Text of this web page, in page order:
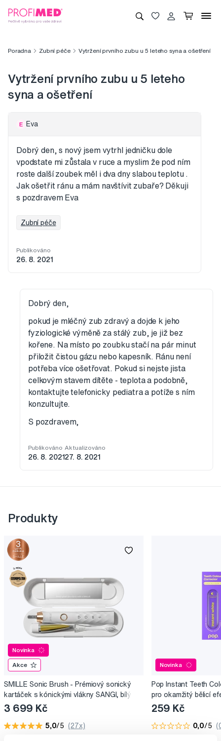
Poradna Zubní péče Vytržení prvního zubu u 5 leteho syna a ošetření
Vytržení prvního zubu u 5 leteho
syna a ošetření
E Eva
Dobrý den, s nový jsem vytrhl jedničku dole
vpodstate mi zůstala v ruce a myslim že pod ním
roste další zoubek měl i dva dny slabou teplotu .
Jak ošetřit ránu a mám navštívit zubaře? Děkuji
s pozdravem Eva
Zubní péče
Publikováno
26. 8. 2021
Dobrý den,
pokud je mléčný zub zdravý a dojde k jeho
fyziologické výměně za stálý zub, je již bez
kořene. Na místo po zoubku stačí na pár minut
přiložit čistou gázu nebo kapesník. Ránu není
potřeba více ošetřovat. Pokud si nejste jista
celkovým stavem dítěte - teplota a podobně,
kontaktujte telefonicky pediatra a potíže s ním
konzultujte.
S pozdravem,
Publikováno
26. 8. 2021
Aktualizováno
27. 8. 2021
Produkty
Novinka
Akce
SMILLE Sonic Brush - Prémiový sonický
kartáček s kónickými vlákny SANGI, bílý
3 699 Kč
5,0/5 (27x)
Novinka
Pop Instant Teeth
pro okamžitý bělicí
259 Kč
0,0/5